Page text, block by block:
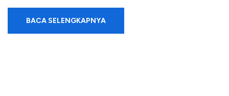
BACA SELENGKAPNYA